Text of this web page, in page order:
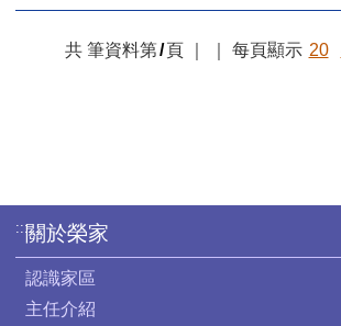
共 筆資料第/ 頁 每頁顯示 20
:::關於榮家
認識家區
主任介紹